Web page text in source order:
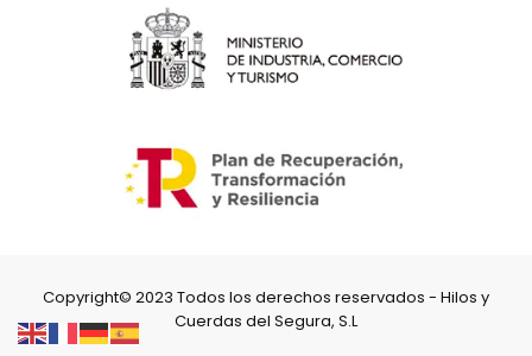
Copyright© 2023 Todos los derechos reservados - Hilos y
Cuerdas del Segura, S.L